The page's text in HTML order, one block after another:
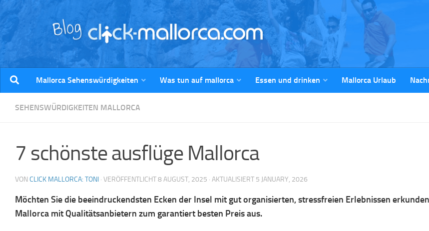
Zum Inhalt springen
Mallorca Sehenswürdigkeiten Was tun auf mallorca Essen und drinken Mallorca Urlaub
SEHENSWÜRDIGKEITEN MALLORCA
7 schönste ausflüge Mallorca
VON CLICK MALLORCA: TONI · VERÖFFENTLICHT8 AUGUST, 2025 · AKTUALISIERT 5 JANUARY, 2026
Möchten Sie die beeindruckendsten Ecken der Insel mit gut organisierten, stressfreien Erlebnissen
Mallorca mit Qualitätsanbietern zum garantiert besten Preis aus.